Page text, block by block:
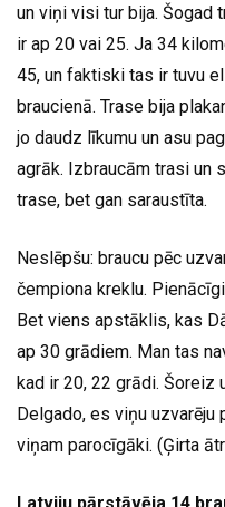
un viņi visi tur bija. Šogad
ir ap 20 vai 25. Ja 34
45, un faktiski tas ir tuvu
braucienā. Trase bija
jo daudz līkumu un asu
agrāk. Izbraucām trasi un
trase, bet gan saraustīta.
Neslēpšu: braucu pēc
čempiona kreklu.
Bet viens apstāklis, kas
ap 30 grādiem. Man tas
kad ir 20, 22 grādi. Šoreiz
Delgado, es viņu
viņam parocīgāki. (Ģirta